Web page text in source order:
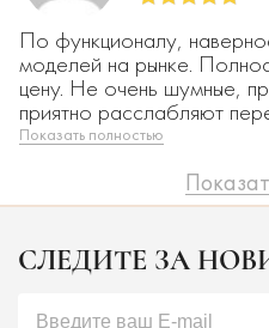
5
По функционалу,
моделей на рынке.
цену. Не очень шумные,
приятно расслабляют
после пробуждения.
Показать полностью
СЛЕДИТЕ ЗА